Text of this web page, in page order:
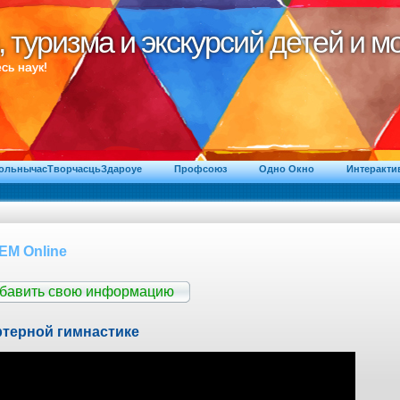
туризма и экскурсий детей и
туризма и экскурсий детей и
наук!
Профсоюз Одно Окно
Online
свою информацию
гимнастике